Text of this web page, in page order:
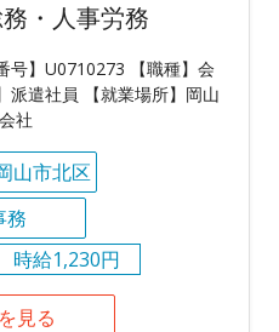
・人事労務
号】U0710273 【職種】会
派遣社員 【就業場所】岡山
社
山市北区
務
時給1,230円
見る